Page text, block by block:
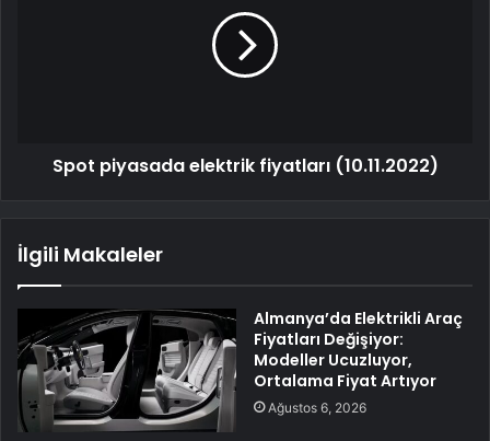
Spot piyasada elektrik fiyatları (10.11.2022)
İlgili Makaleler
Almanya’da Elektrikli Araç
Fiyatları Değişiyor:
Modeller Ucuzluyor,
Ortalama Fiyat Artıyor
Ağustos 6, 2026